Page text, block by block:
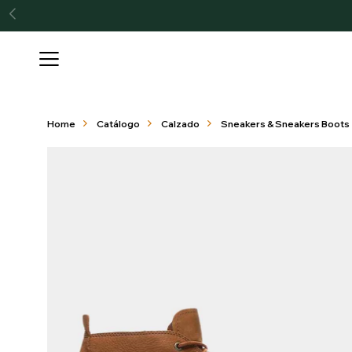

Home Catálogo Calzado Sneakers & Sneakers Boots